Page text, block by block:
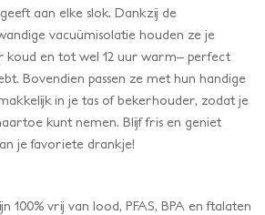
aan elke slok. Dankzij de
vacuümisolatie houden ze je
koud en tot wel 12 uur warm– perfect
Bovendien passen ze met hun handige
in je tas of bekerhouder, zodat je
kunt nemen. Blijf fris en geniet
je favoriete drankje!
100% vrij van lood, PFAS, BPA en ftalaten